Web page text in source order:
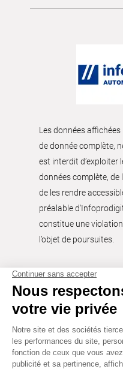
Les données
de donnée complète,
est interdit d’exploiter
données complète, de
de les rendre
préalable
constitue une
l’objet de poursuites.
Tous droits